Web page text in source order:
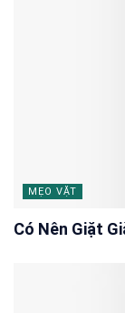
MẸO VẶT
Có Nên Giặt